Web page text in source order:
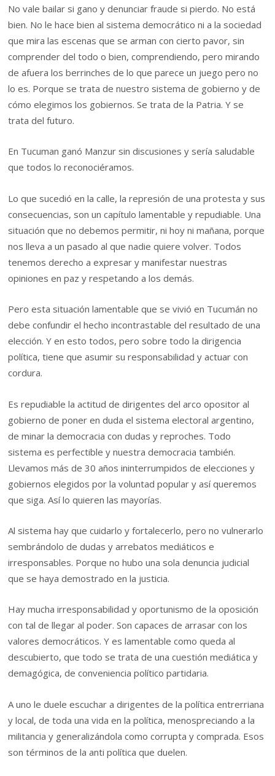
No vale bailar si gano y denunciar fraude si pierdo. No está
bien. No le hace bien al sistema democrático ni a la sociedad
que mira las escenas que se arman con cierto pavor, sin
comprender del todo o bien, comprendiendo, pero mirando
de afuera los berrinches de lo que parece un juego pero no
lo es. Porque se trata de nuestro sistema de gobierno y de
cómo elegimos los gobiernos. Se trata de la Patria. Y se
trata del futuro.
En Tucuman ganó Manzur sin discusiones y sería saludable
que todos lo reconociéramos.
Lo que sucedió en la calle, la represión de una protesta y sus
consecuencias, son un capítulo lamentable y repudiable. Una
situación que no debemos permitir, ni hoy ni mañana, porque
nos lleva a un pasado al que nadie quiere volver. Todos
tenemos derecho a expresar y manifestar nuestras
opiniones en paz y respetando a los demás.
Pero esta situación lamentable que se vivió en Tucumán no
debe confundir el hecho incontrastable del resultado de una
elección. Y en esto todos, pero sobre todo la dirigencia
política, tiene que asumir su responsabilidad y actuar con
cordura.
Es repudiable la actitud de dirigentes del arco opositor al
gobierno de poner en duda el sistema electoral argentino,
de minar la democracia con dudas y reproches. Todo
sistema es perfectible y nuestra democracia también.
Llevamos más de 30 años ininterrumpidos de elecciones y
gobiernos elegidos por la voluntad popular y así queremos
que siga. Así lo quieren las mayorías.
Al sistema hay que cuidarlo y fortalecerlo, pero no vulnerarlo
sembrándolo de dudas y arrebatos mediáticos e
irresponsables. Porque no hubo una sola denuncia judicial
que se haya demostrado en la justicia.
Hay mucha irresponsabilidad y oportunismo de la oposición
con tal de llegar al poder. Son capaces de arrasar con los
valores democráticos. Y es lamentable como queda al
descubierto, que todo se trata de una cuestión mediática y
demagógica, de conveniencia político partidaria.
A uno le duele escuchar a dirigentes de la política entrerriana
y local, de toda una vida en la política, menospreciando a la
militancia y generalizándola como corrupta y comprada. Esos
son términos de la anti política que duelen.